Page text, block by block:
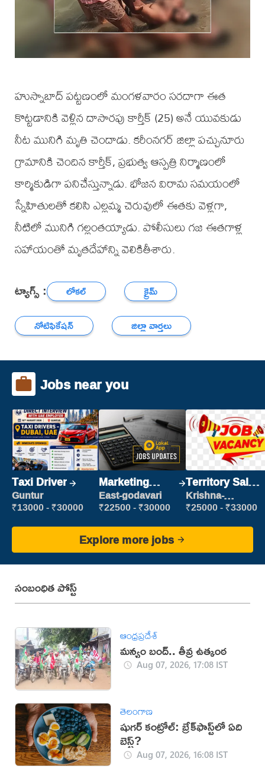
హుస్నాబాద్ పట్టణంలో మంగళవారం సరదాగా ఈత
కొట్టడానికి వెళ్లిన దాసారపు కార్తీక్ (25) అనే యువకుడు
నీట మునిగి మృతి చెందాడు. కరీంనగర్ జిల్లా పచ్చునూరు
గ్రామానికి చెందిన కార్తీక్, ప్రభుత్వ ఆస్పత్రి నిర్మాణంలో
కార్మికుడిగా పనిచేస్తున్నాడు. భోజన విరామ సమయంలో
స్నేహితులతో కలిసి ఎల్లమ్మ చెరువులో ఈతకు వెళ్లగా,
నీటిలో మునిగి గల్లంతయ్యాడు. పోలీసులు గజ ఈతగాళ్ల
సహాయంతో మృతదేహాన్ని వెలికితీశారు.
ట్యాగ్స్ : లోకల్
క్రైమ్
నోటిఫికేషన్
జిల్లా వార్తలు
Jobs near you
Taxi Driver
Guntur
₹13000 - ₹30000
Marketing
Executive
East-godavari
₹22500 - ₹30000
Territory Sales
Manager
Krishna-
vijayawada
₹25000 - ₹33000
Explore more jobs
సంబంధిత పోస్ట్
ఆంధ్రప్రదేశ్
మన్యం బంద్.. తీవ్ర ఉత్కంఠ
Aug 07, 2026, 17:08 IST
తెలంగాణ
షుగర్ కంట్రోల్: బ్రేక్‌ఫాస్ట్‌లో ఏది
బెస్ట్?
Aug 07, 2026, 16:08 IST